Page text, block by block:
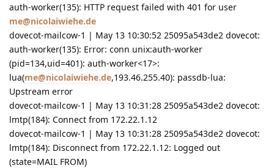
auth-worker(135): HTTP request failed with 401 for user
me@nicolaiwiehe.de
dovecot-mailcow-1 | May 13 10:30:52 25095a543de2 dovecot:
auth-worker(135): Error: conn unix:auth-worker
(pid=134,uid=401): auth-worker<17>:
lua(me@nicolaiwiehe.de,193.46.255.40): passdb-lua:
Upstream error
dovecot-mailcow-1 | May 13 10:31:28 25095a543de2 dovecot:
lmtp(184): Connect from 172.22.1.12
dovecot-mailcow-1 | May 13 10:31:28 25095a543de2 dovecot:
lmtp(184): Disconnect from 172.22.1.12: Logged out
(state=MAIL FROM)